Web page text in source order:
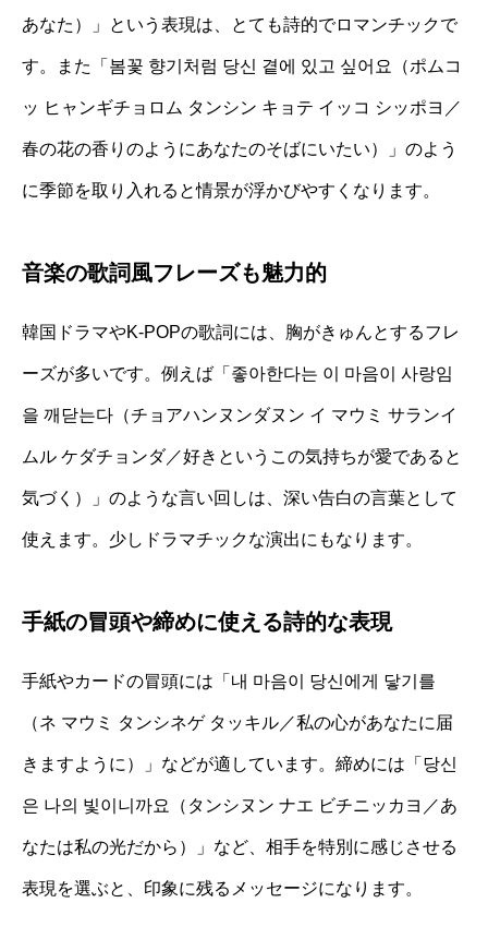
あなた）」という表現は、とても詩的でロマンチックで
す。また「봄꽃 향기처럼 당신 곁에 있고 싶어요（ポムコ
ッ ヒャンギチョロム タンシン キョテ イッコ シッポヨ／
春の花の香りのようにあなたのそばにいたい）」のよう
に季節を取り入れると情景が浮かびやすくなります。
音楽の歌詞風フレーズも魅力的
韓国ドラマやK-POPの歌詞には、胸がきゅんとするフレ
ーズが多いです。例えば「좋아한다는 이 마음이 사랑임
을 깨닫는다（チョアハンヌンダヌン イ マウミ サランイ
ムル ケダチョンダ／好きというこの気持ちが愛であると
気づく）」のような言い回しは、深い告白の言葉として
使えます。少しドラマチックな演出にもなります。
手紙の冒頭や締めに使える詩的な表現
手紙やカードの冒頭には「내 마음이 당신에게 닿기를
（ネ マウミ タンシネゲ タッキル／私の心があなたに届
きますように）」などが適しています。締めには「당신
은 나의 빛이니까요（タンシヌン ナエ ビチニッカヨ／あ
なたは私の光だから）」など、相手を特別に感じさせる
表現を選ぶと、印象に残るメッセージになります。